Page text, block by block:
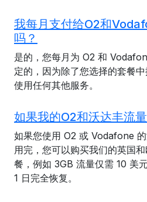
我每月支付给O2和
吗？
是的，您每月为 O2 和
定的，因为除了您选择的套餐
使用任何其他服务。
如果我的O2和沃达丰流
如果您使用 O2 或 Vodafone
用完，您可以购买我们的英国
餐，例如 3GB 流量仅需 10 美
1 日完全恢复。